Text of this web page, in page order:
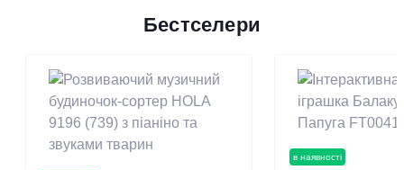
Бестселери
в наявності